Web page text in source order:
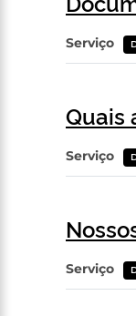
Serviço
Quais
Serviço
Serviço